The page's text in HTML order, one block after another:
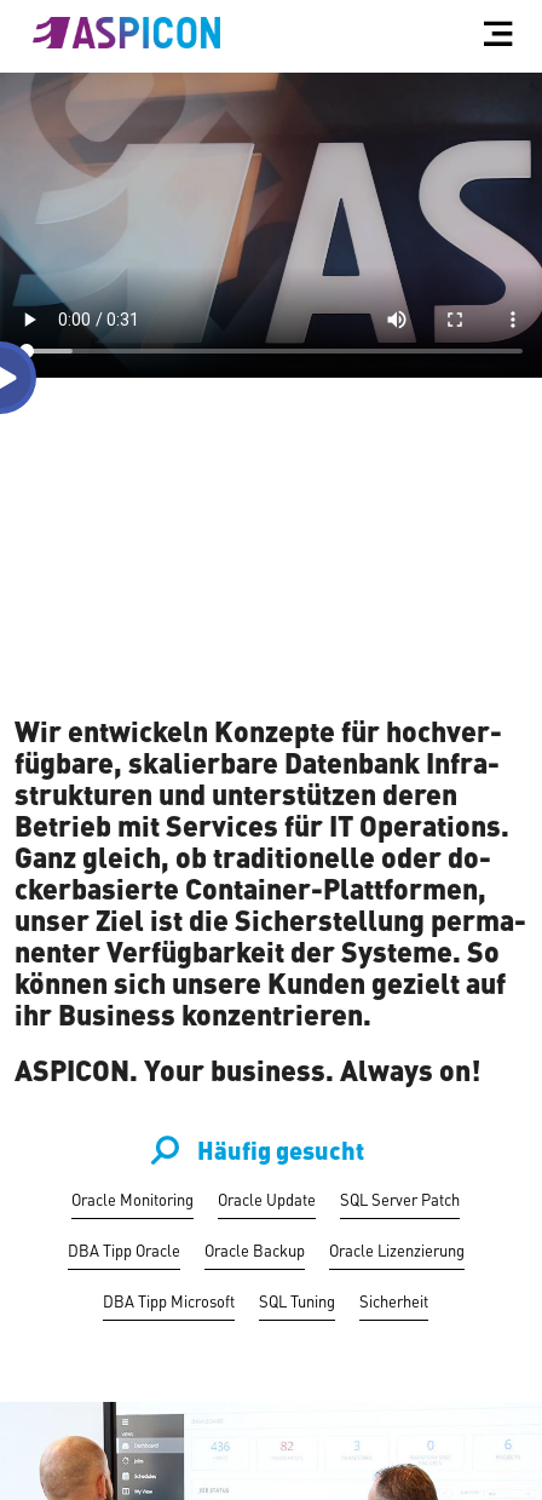
Häufig gesucht
Oracle Mo­ni­to­ring Oracle Update SQL Server Patch
DBA Tipp Oracle Oracle Backup Oracle Li­zen­zie­rung
DBA Tipp Microsoft SQL Tuning Si­cher­heit
Wir ent­wi­ckeln Konzepte für hoch­ver­
füg­ba­re, ska­lier­ba­re Datenbank In­fra­
struk­tu­ren und un­ter­stüt­zen deren
Betrieb mit Services für IT Ope­ra­ti­ons.
Ganz gleich, ob tra­di­tio­nel­le oder do­
cker­ba­sier­te Container-Platt­for­men,
unser Ziel ist die Si­cher­stel­lung per­ma­
nen­ter Ver­füg­bar­keit der Systeme. So
können sich unsere Kunden gezielt auf
ihr Business konzentrieren.
ASPICON. Your business. Always on!